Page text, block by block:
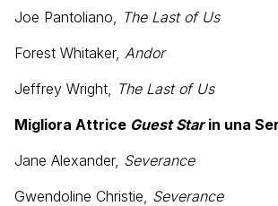
Joe Pantoliano, The Last of Us
Forest Whitaker, Andor
Jeffrey Wright, The Last of Us
Migliora Attrice Guest Starin una
Jane Alexander, Severance
Gwendoline Christie, Severance